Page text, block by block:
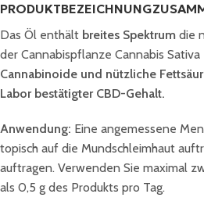
PRODUKTBEZEICHNUNG
Das Öl enthält breites Spektrum die
der Cannabispflanze Cannabis Sativa
Cannabinoide und nützliche
Labor bestätigter CBD-Gehalt.
Anwendung: Eine angemessene
topisch auf die Mundschleimhaut
auftragen. Verwenden Sie maximal
als 0,5 g des Produkts pro Tag.